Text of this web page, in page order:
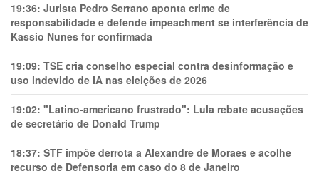
19:36: Jurista Pedro Serrano aponta crime de
responsabilidade e defende impeachment se interferência de
Kassio Nunes for confirmada
19:09: TSE cria conselho especial contra desinformação e
uso indevido de IA nas eleições de 2026
19:02: "Latino-americano frustrado": Lula rebate acusações
de secretário de Donald Trump
18:37: STF impõe derrota a Alexandre de Moraes e acolhe
recurso de Defensoria em caso do 8 de Janeiro